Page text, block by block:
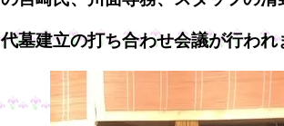
代墓建立の打ち合わせ会議が行われ